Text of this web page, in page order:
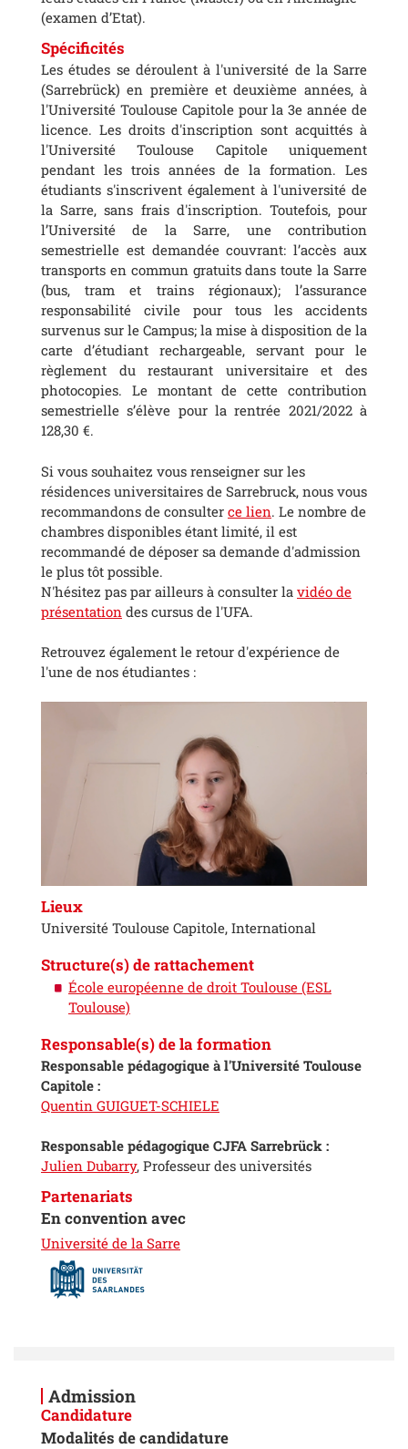
(examen d’Etat).
Spécificités
Les études se déroulent à l'université de la Sarre
(Sarrebrück) en première et deuxième années, à
l'Université Toulouse Capitole pour la 3e année de
licence. Les droits d'inscription sont acquittés à
l'Université Toulouse Capitole uniquement
pendant les trois années de la formation. Les
étudiants s'inscrivent également à l'université de
la Sarre, sans frais d'inscription. Toutefois, pour
l’Université de la Sarre, une contribution
semestrielle est demandée couvrant: l’accès aux
transports en commun gratuits dans toute la Sarre
(bus, tram et trains régionaux); l’assurance
responsabilité civile pour tous les accidents
survenus sur le Campus; la mise à disposition de la
carte d’étudiant rechargeable, servant pour le
règlement du restaurant universitaire et des
photocopies. Le montant de cette contribution
semestrielle s’élève pour la rentrée 2021/2022 à
128,30 €.
Si vous souhaitez vous renseigner sur les
résidences universitaires de Sarrebruck, nous vous
recommandons de consulter ce lien. Le nombre de
chambres disponibles étant limité, il est
recommandé de déposer sa demande d'admission
le plus tôt possible.
N'hésitez pas par ailleurs à consulter la vidéo de
présentation des cursus de l'UFA.
Retrouvez également le retour d'expérience de
l'une de nos étudiantes :
Lieux
Université Toulouse Capitole, International
Structure(s) de rattachement
École européenne de droit Toulouse (ESL
Toulouse)
Responsable(s) de la formation
Responsable pédagogique à l'Université Toulouse
Capitole :
Quentin GUIGUET-SCHIELE
Responsable pédagogique CJFA Sarrebrück :
Julien Dubarry, Professeur des universités
Partenariats
En convention avec
Université de la Sarre
Admission
Candidature
Modalités de candidature